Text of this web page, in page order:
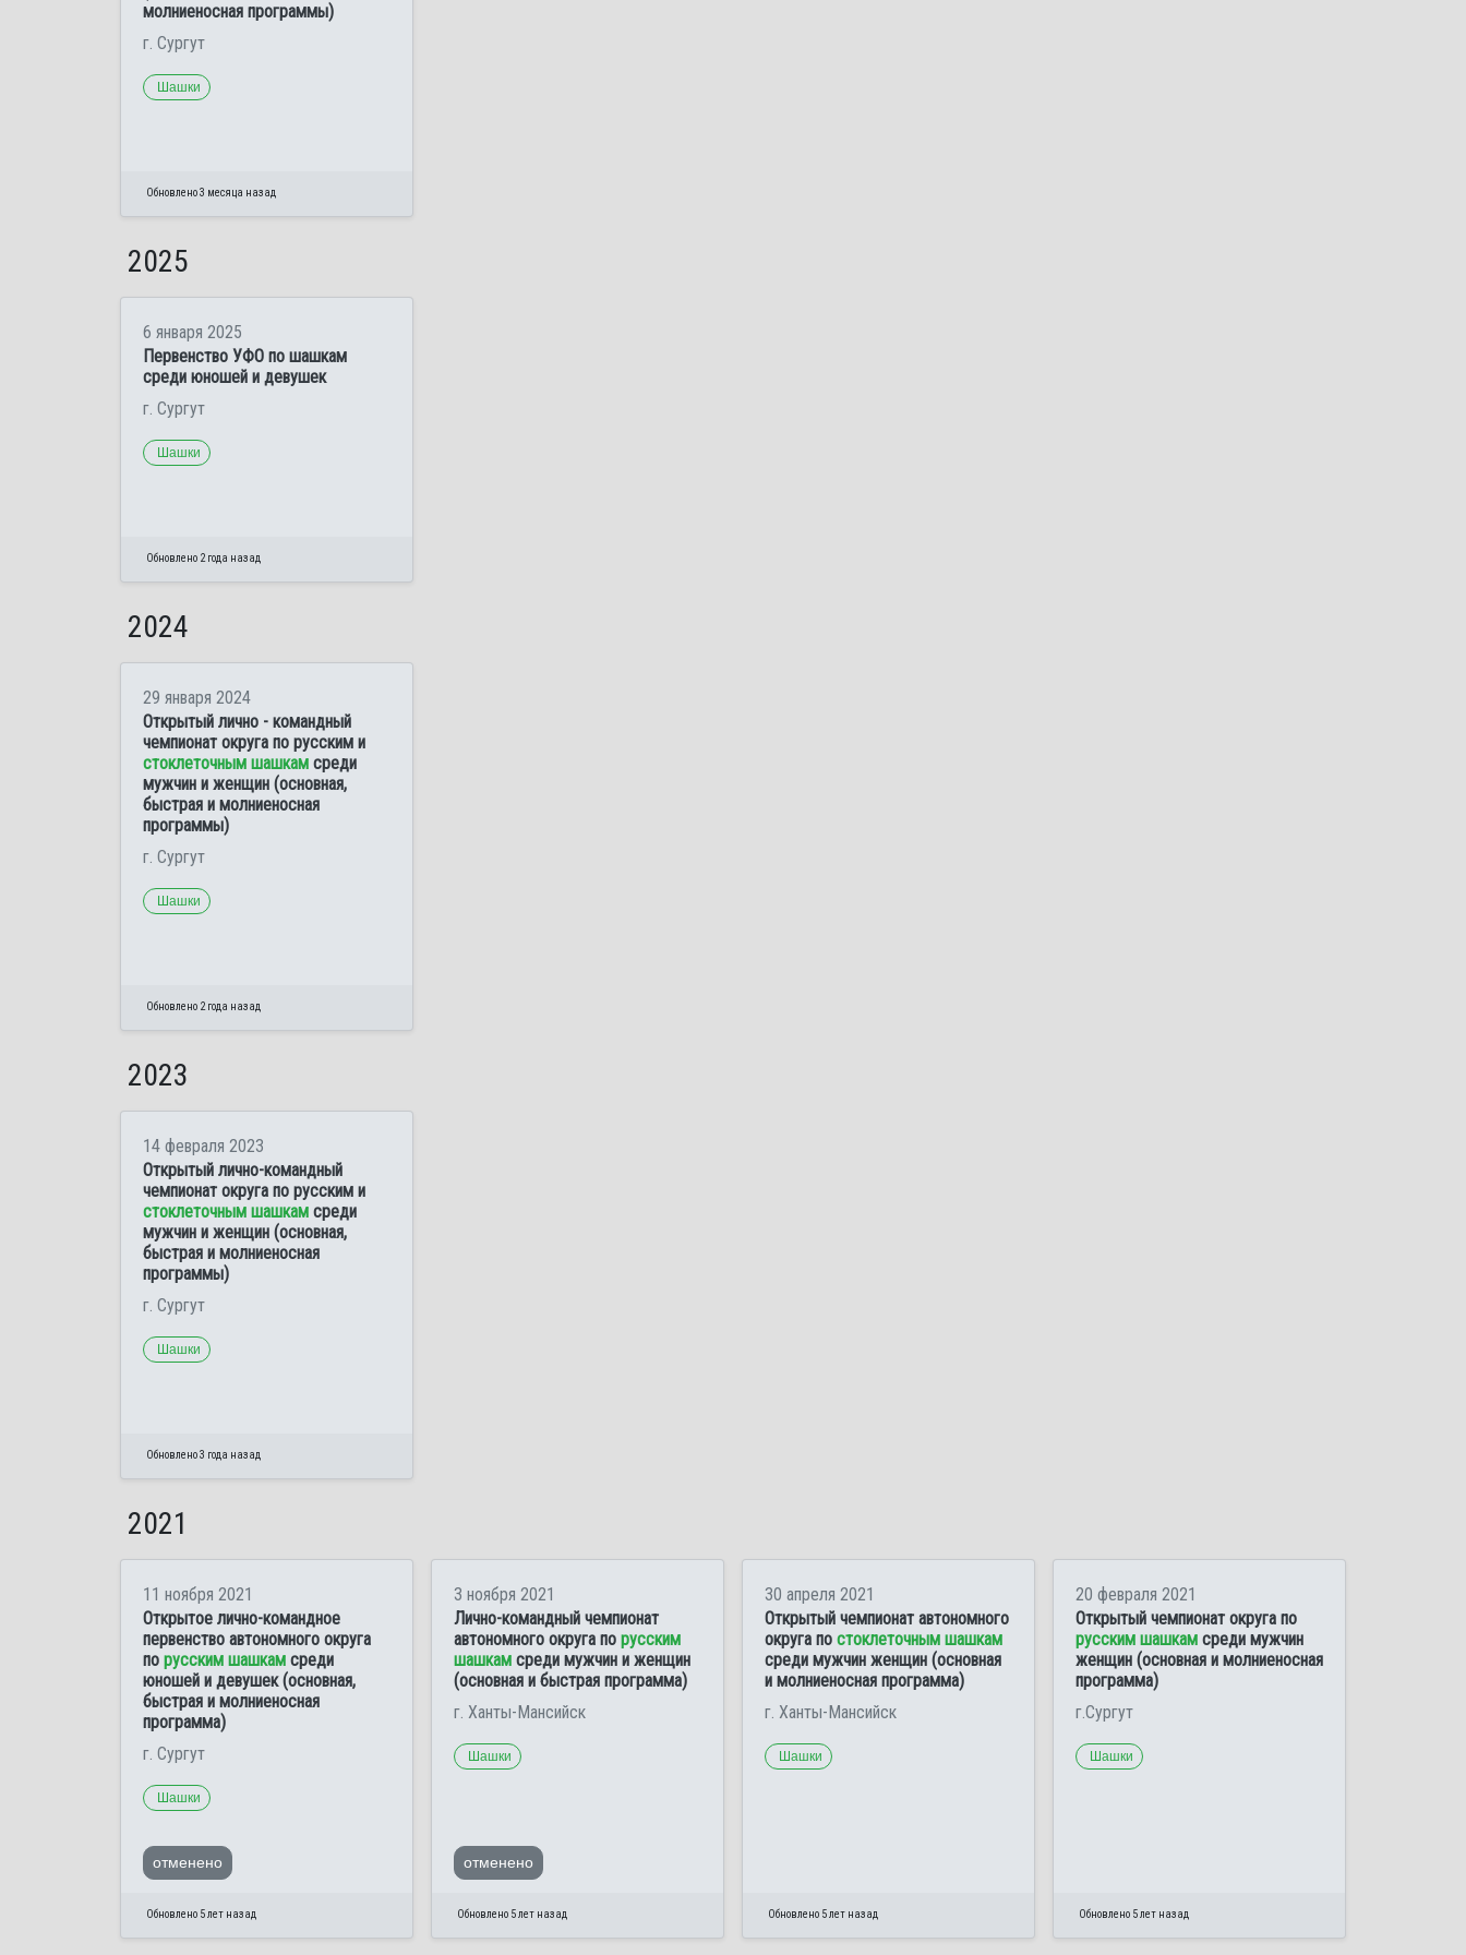
молниеносная программы)
г. Сургут
Шашки
Обновлено 3 месяца назад
2025
6 января 2025
Первенство УФО по шашкам
среди юношей и девушек
г. Сургут
Шашки
Обновлено 2 года назад
2024
29 января 2024
Открытый лично - командный
чемпионат округа по русским и
стоклеточным шашкам среди
мужчин и женщин (основная,
быстрая и молниеносная
программы)
г. Сургут
Шашки
Обновлено 2 года назад
2023
14 февраля 2023
Открытый лично-командный
чемпионат округа по русским и
стоклеточным шашкам среди
мужчин и женщин (основная,
быстрая и молниеносная
программы)
г. Сургут
Шашки
Обновлено 3 года назад
2021
11 ноября 2021
Открытое лично-командное
первенство автономного округа
по русским шашкам среди
юношей и девушек (основная,
быстрая и молниеносная
программа)
г. Сургут
Шашки
отменено
Обновлено 5 лет назад
3 ноября 2021
Лично-командный чемпионат
автономного округа по русским
шашкам среди мужчин и женщин
(основная и быстрая программа)
г. Ханты-Мансийск
Шашки
отменено
Обновлено 5 лет назад
30 апреля 2021
Открытый чемпионат автономного
округа по стоклеточным шашкам
среди мужчин женщин (основная
и молниеносная программа)
г. Ханты-Мансийск
Шашки
Обновлено 5 лет назад
20 февраля 2021
Открытый чемпионат округа по
русским шашкам среди мужчин
женщин (основная и молниеносная
программа)
г.Сургут
Шашки
Обновлено 5 лет назад